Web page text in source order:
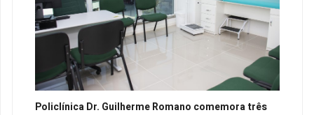
Policlínica Dr. Guilherme Romano comemora três